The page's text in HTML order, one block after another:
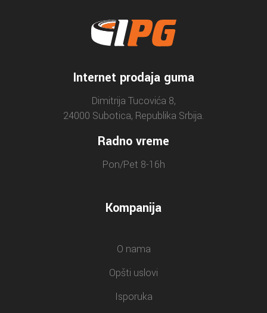
Internet prodaja guma
Dimitrija Tucovića 8,
24000 Subotica, Republika Srbija.
Radno vreme
Pon/Pet 8-16h
Kompanija
O nama
Opšti uslovi
Isporuka